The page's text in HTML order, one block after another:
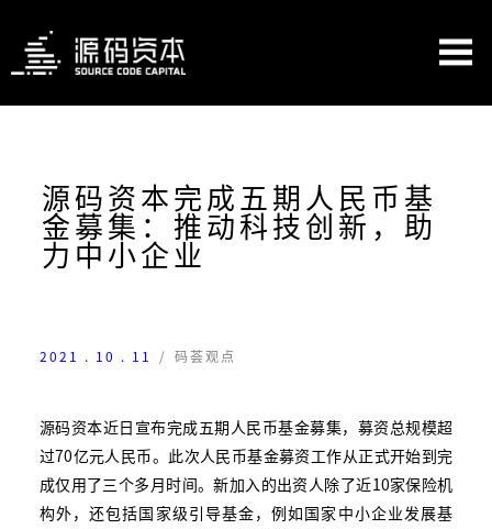
源码资本完成五期人民币基
金募集：推动科技创新，助
力中小企业
2021 . 10 . 11 / 码荟观点
源码资本近日宣布完成五期人民币基金募集，募资总规模超
过70亿元人民币。此次人民币基金募资工作从正式开始到完
成仅用了三个多月时间。新加入的出资人除了近10家保险机
构外，还包括国家级引导基金，例如国家中小企业发展基